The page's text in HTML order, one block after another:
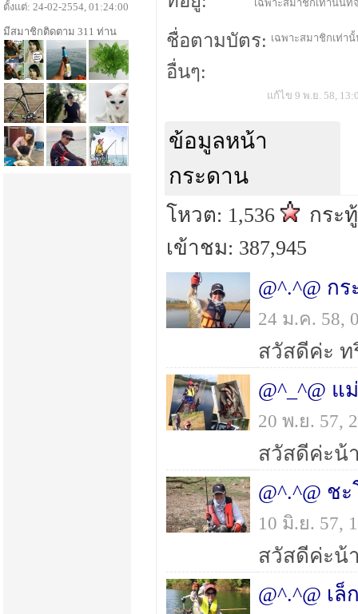
เฉพาะสมาชิกเท่านั้นที่
ชื่อตามบัตร: เฉพาะสมาชิกเท่า
อื่นๆ:
แก้ไข 9 พ.ย. 58,
ข้อมูลหน้า
กระดาน
โหวต: 1,536
กระ
เข้าชม: 387,945
@^.^@ ก
24 ม.ค. 58,
@^_^@ แ
20 พ.ย. 57,
@^.^@ ช
10 มิ.ย. 57,
@^.^@ เ
ตั้งแต่: 24-02-2554, 01:24:00
มีสมาชิกติดตาม 311 ท่าน